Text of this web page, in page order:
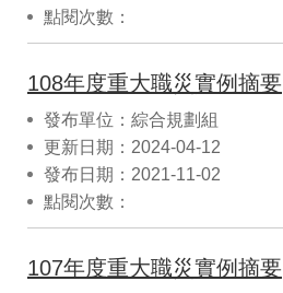
點閱次數：
108年度重大職災實例摘要
發布單位：綜合規劃組
更新日期：2024-04-12
發布日期：2021-11-02
點閱次數：
107年度重大職災實例摘要